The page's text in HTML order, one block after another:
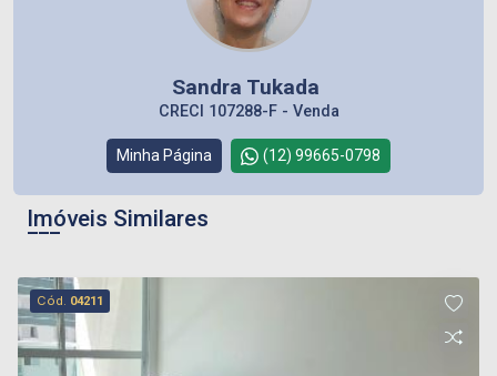
Sandra Tukada
CRECI 107288-F - Venda
Minha Página (12) 99665-0798
Imóveis Similares
Cód. 04211